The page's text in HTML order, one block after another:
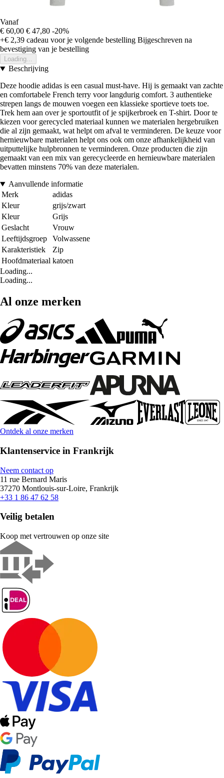
Vanaf
€ 60,00 € 47,80 -20%
+€ 2,39 cadeau voor je volgende bestelling Bijgeschreven na
bevestiging van je bestelling
Loading...
Beschrijving
Deze hoodie adidas is een casual must-have. Hij is gemaakt van zachte
en comfortabele French terry voor langdurig comfort. 3 authentieke
strepen langs de mouwen voegen een klassieke sportieve toets toe.
Trek hem aan over je sportoutfit of je spijkerbroek en T-shirt. Door te
kiezen voor gerecycled materiaal kunnen we materialen hergebruiken
die al zijn gemaakt, wat helpt om afval te verminderen. De keuze voor
hernieuwbare materialen helpt ons ook om onze afhankelijkheid van
uitputtelijke hulpbronnen te verminderen. Onze producten die zijn
gemaakt van een mix van gerecycleerde en hernieuwbare materialen
bevatten minstens 70% van deze materialen.
Aanvullende informatie
Merk
adidas
Kleur
grijs/zwart
Kleur
Grijs
Geslacht
Vrouw
Leeftijdsgroep
Volwassene
Karakteristiek
Zip
Hoofdmateriaal katoen
Loading...
Loading...
Al onze merken
Ontdek al onze merken
Klantenservice in Frankrijk
Neem contact op
11 rue Bernard Maris
37270 Montlouis-sur-Loire, Frankrijk
+33 1 86 47 62 58
Veilig betalen
Koop met vertrouwen op onze site